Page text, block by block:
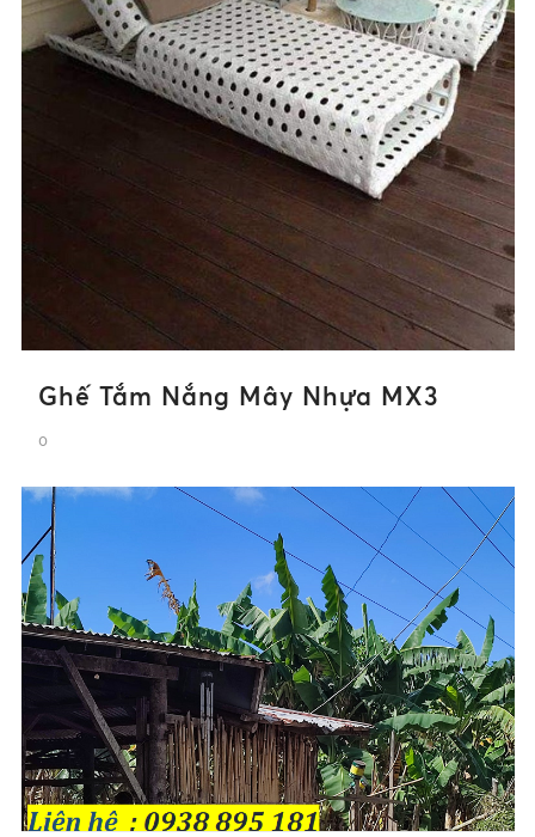
Ghế Tắm Nắng Mây Nhựa MX3
0